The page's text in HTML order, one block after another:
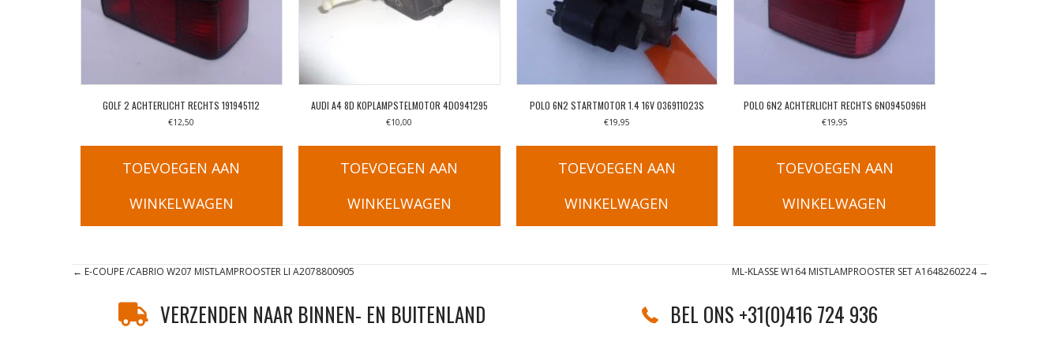
GOLF 2 ACHTERLICHT RECHTS 191945112
€12,50
TOEVOEGEN AAN
WINKELWAGEN
AUDI A4 8D KOPLAMPSTELMOTOR 4D0941295
€10,00
TOEVOEGEN AAN
WINKELWAGEN
POLO 6N2 STARTMOTOR 1.4 16V 036911023S
€19,95
TOEVOEGEN AAN
WINKELWAGEN
POLO 6N2 ACHTERLICHT RECHTS 6N0945096H
€19,95
TOEVOEGEN AAN
WINKELWAGEN
Posts
navigation
← E-COUPE /CABRIO W207 MISTLAMPROOSTER LI A2078800905 ML-KLASSE W164 MISTLAMPROOSTER SET A1648260224 →
VERZENDEN NAAR BINNEN- EN BUITENLAND BEL ONS +31(0)416 724 936